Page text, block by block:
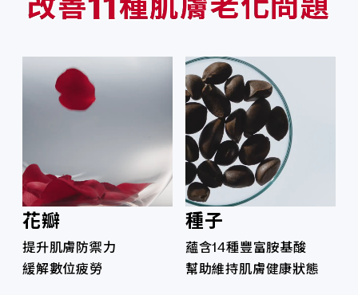
改善
種肌膚老化問題
花瓣
提升肌膚防禦力
緩解數位疲勞
種子
蘊含14種豐富胺基酸
幫助維持肌膚健康狀態